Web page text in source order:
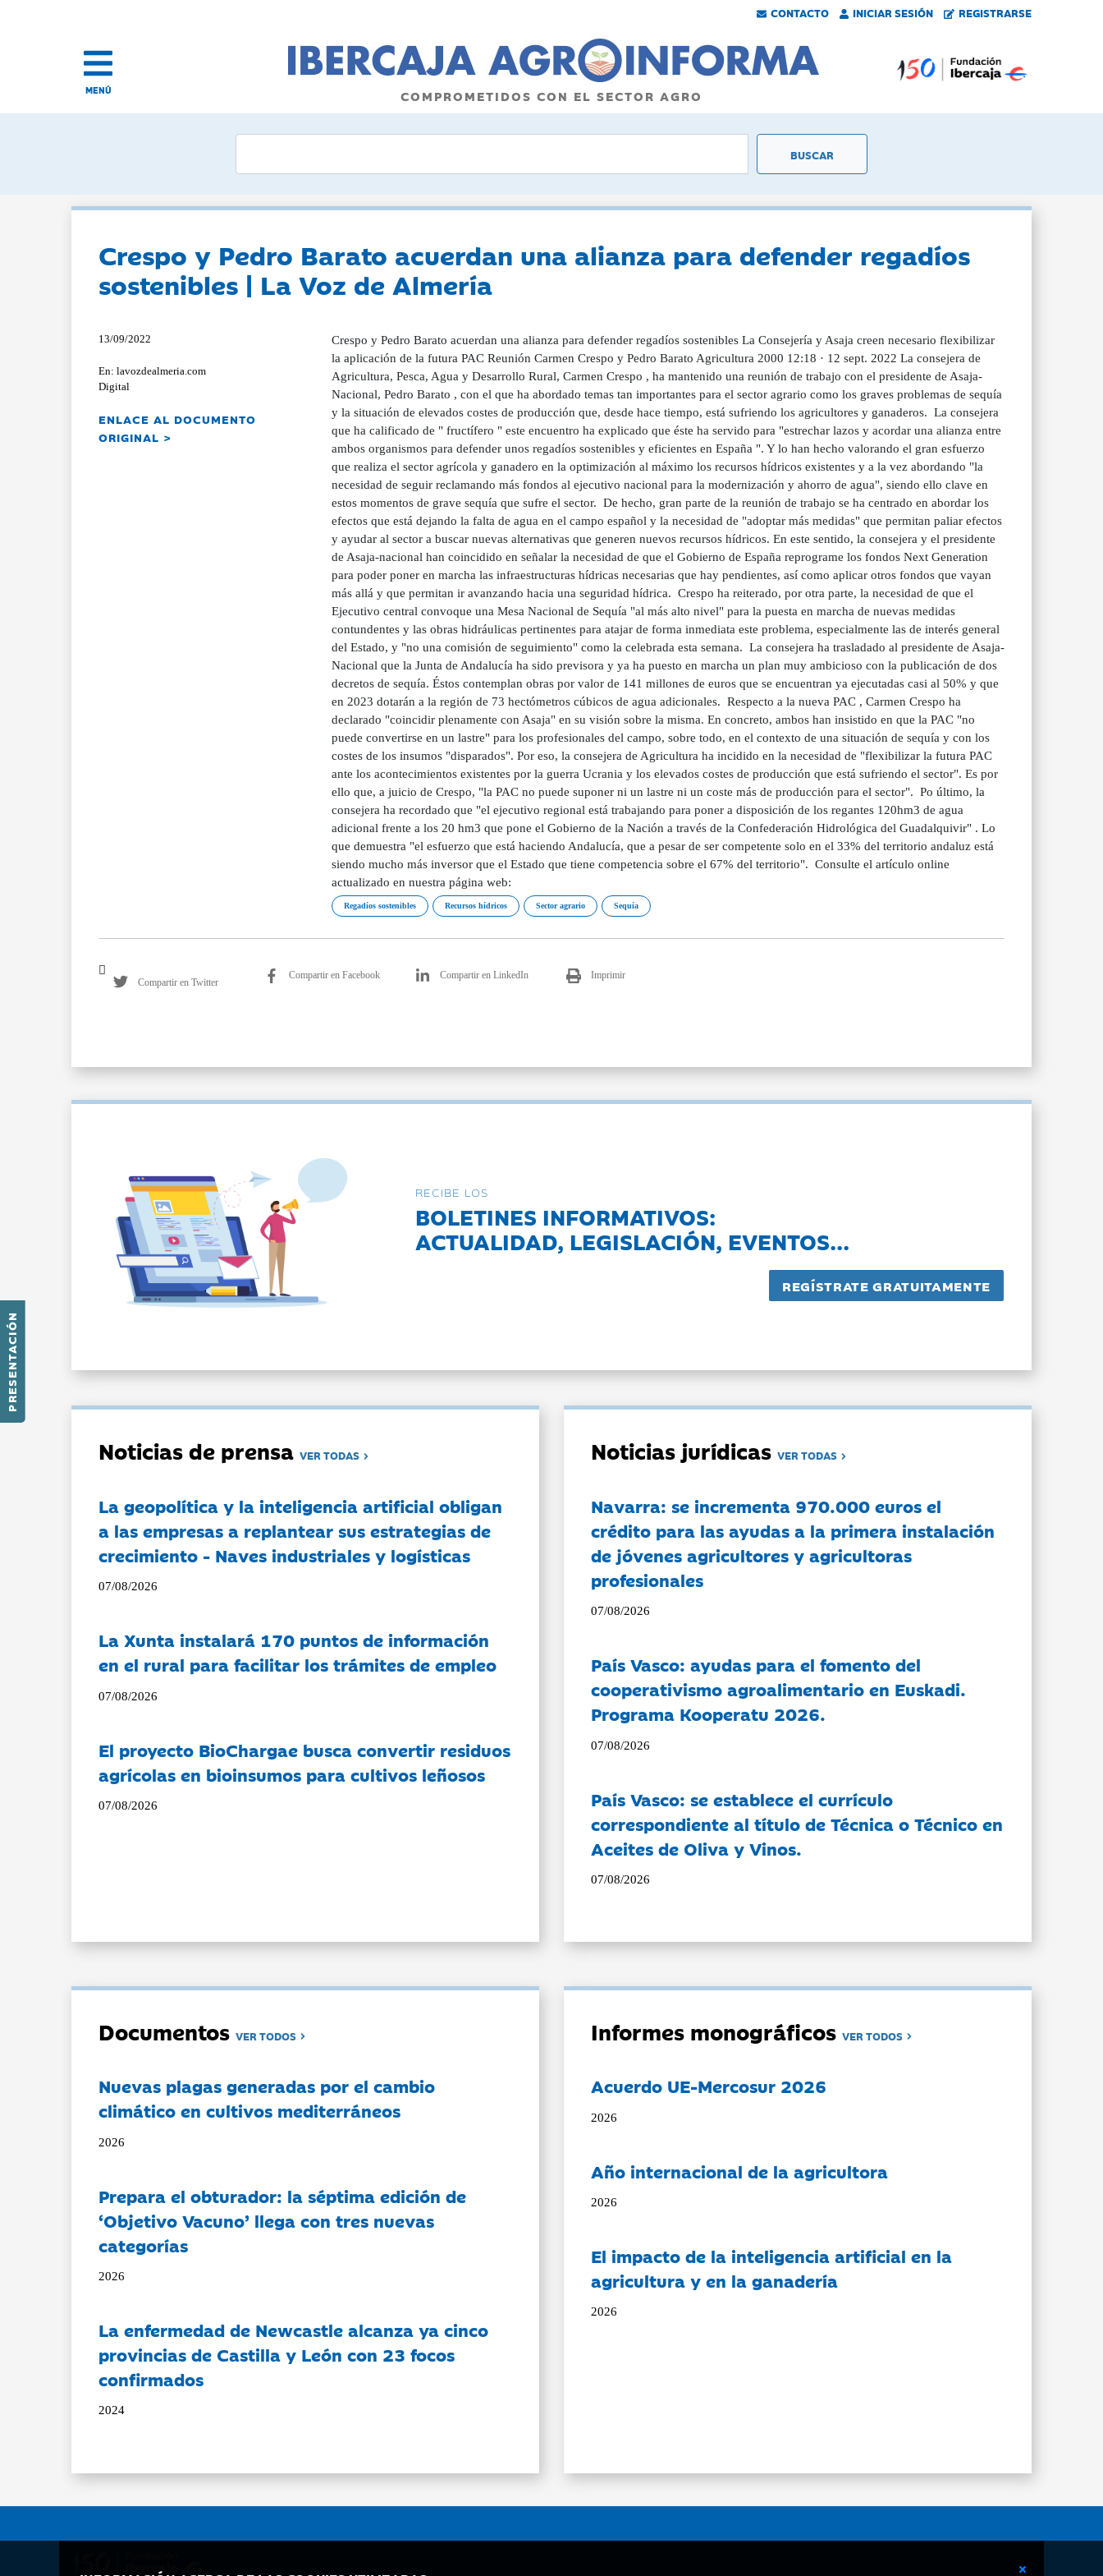
CONTACTO INICIAR SESIÓN REGISTRARSE
PRESENTACIÓN
MENÚ COMPROMETIDOS CON EL SECTOR AGRO
Crespo y Pedro Barato acuerdan una alianza para defender regadíos
sostenibles | La Voz de Almería
13/09/2022
En: lavozdealmeria.com
Digital
ENLACE AL DOCUMENTO
ORIGINAL >
Crespo y Pedro Barato acuerdan una alianza para defender regadíos sostenibles La Consejería y Asaja creen necesario flexibilizar
la aplicación de la futura PAC Reunión Carmen Crespo y Pedro Barato Agricultura 2000 12:18 · 12 sept. 2022 La consejera de
Agricultura, Pesca, Agua y Desarrollo Rural, Carmen Crespo , ha mantenido una reunión de trabajo con el presidente de Asaja-
Nacional, Pedro Barato , con el que ha abordado temas tan importantes para el sector agrario como los graves problemas de sequía
y la situación de elevados costes de producción que, desde hace tiempo, está sufriendo los agricultores y ganaderos. La consejera
que ha calificado de " fructífero " este encuentro ha explicado que éste ha servido para "estrechar lazos y acordar una alianza entre
ambos organismos para defender unos regadíos sostenibles y eficientes en España ". Y lo han hecho valorando el gran esfuerzo
que realiza el sector agrícola y ganadero en la optimización al máximo los recursos hídricos existentes y a la vez abordando "la
necesidad de seguir reclamando más fondos al ejecutivo nacional para la modernización y ahorro de agua", siendo ello clave en
estos momentos de grave sequía que sufre el sector. De hecho, gran parte de la reunión de trabajo se ha centrado en abordar los
efectos que está dejando la falta de agua en el campo español y la necesidad de "adoptar más medidas" que permitan paliar efectos
y ayudar al sector a buscar nuevas alternativas que generen nuevos recursos hídricos. En este sentido, la consejera y el presidente
de Asaja-nacional han coincidido en señalar la necesidad de que el Gobierno de España reprograme los fondos Next Generation
para poder poner en marcha las infraestructuras hídricas necesarias que hay pendientes, así como aplicar otros fondos que vayan
más allá y que permitan ir avanzando hacia una seguridad hídrica. Crespo ha reiterado, por otra parte, la necesidad de que el
Ejecutivo central convoque una Mesa Nacional de Sequía "al más alto nivel" para la puesta en marcha de nuevas medidas
contundentes y las obras hidráulicas pertinentes para atajar de forma inmediata este problema, especialmente las de interés general
del Estado, y "no una comisión de seguimiento" como la celebrada esta semana. La consejera ha trasladado al presidente de Asaja-
Nacional que la Junta de Andalucía ha sido previsora y ya ha puesto en marcha un plan muy ambicioso con la publicación de dos
decretos de sequía. Éstos contemplan obras por valor de 141 millones de euros que se encuentran ya ejecutadas casi al 50% y que
en 2023 dotarán a la región de 73 hectómetros cúbicos de agua adicionales. Respecto a la nueva PAC , Carmen Crespo ha
declarado "coincidir plenamente con Asaja" en su visión sobre la misma. En concreto, ambos han insistido en que la PAC "no
puede convertirse en un lastre" para los profesionales del campo, sobre todo, en el contexto de una situación de sequía y con los
costes de los insumos "disparados". Por eso, la consejera de Agricultura ha incidido en la necesidad de "flexibilizar la futura PAC
ante los acontecimientos existentes por la guerra Ucrania y los elevados costes de producción que está sufriendo el sector". Es por
ello que, a juicio de Crespo, "la PAC no puede suponer ni un lastre ni un coste más de producción para el sector". Po último, la
consejera ha recordado que "el ejecutivo regional está trabajando para poner a disposición de los regantes 120hm3 de agua
adicional frente a los 20 hm3 que pone el Gobierno de la Nación a través de la Confederación Hidrológica del Guadalquivir" . Lo
que demuestra "el esfuerzo que está haciendo Andalucía, que a pesar de ser competente solo en el 33% del territorio andaluz está
siendo mucho más inversor que el Estado que tiene competencia sobre el 67% del territorio". Consulte el artículo online
actualizado en nuestra página web:
Regadíos sostenibles Recursos hídricos Sector agrario Sequía
Compartir en Twitter
Compartir en Facebook Compartir en LinkedIn Imprimir
RECIBE LOS
BOLETINES INFORMATIVOS:
ACTUALIDAD, LEGISLACIÓN, EVENTOS...
Noticias de prensaVER TODAS
La geopolítica y la inteligencia artificial obligan
a las empresas a replantear sus estrategias de
crecimiento - Naves industriales y logísticas
07/08/2026
La Xunta instalará 170 puntos de información
en el rural para facilitar los trámites de empleo
07/08/2026
El proyecto BioChargae busca convertir residuos
agrícolas en bioinsumos para cultivos leñosos
07/08/2026
Noticias jurídicasVER TODAS
Navarra: se incrementa 970.000 euros el
crédito para las ayudas a la primera instalación
de jóvenes agricultores y agricultoras
profesionales
07/08/2026
País Vasco: ayudas para el fomento del
cooperativismo agroalimentario en Euskadi.
Programa Kooperatu 2026.
07/08/2026
País Vasco: se establece el currículo
correspondiente al título de Técnica o Técnico en
Aceites de Oliva y Vinos.
07/08/2026
DocumentosVER TODOS
Nuevas plagas generadas por el cambio
climático en cultivos mediterráneos
2026
Prepara el obturador: la séptima edición de
‘Objetivo Vacuno’ llega con tres nuevas
categorías
2026
La enfermedad de Newcastle alcanza ya cinco
provincias de Castilla y León con 23 focos
confirmados
2024
Informes monográficosVER TODOS
Acuerdo UE-Mercosur 2026
2026
Año internacional de la agricultora
2026
El impacto de la inteligencia artificial en la
agricultura y en la ganadería
2026